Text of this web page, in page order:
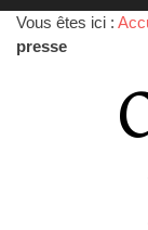
Vous êtes ici :
presse